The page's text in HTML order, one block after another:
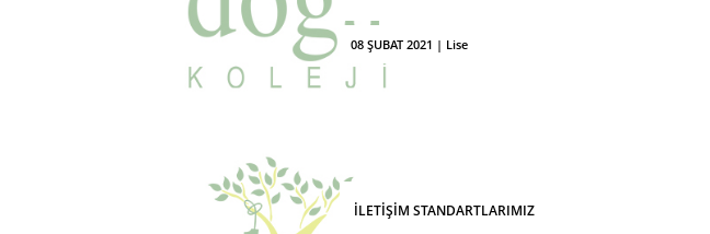
08 ŞUBAT 2021 | Lise
İLETİŞİM STANDARTLARIMIZ